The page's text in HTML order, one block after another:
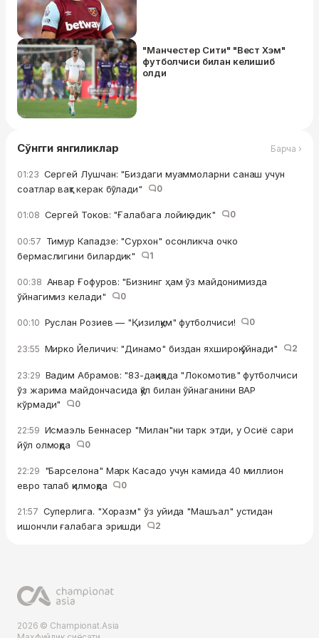
"Манчестер Сити" "Вест Хэм"
футболчиси билан келишиб
олди
Сўнгги янгиликлар Барча ›
01:23 Сергей Лушчан: "Биздаги муаммоларни санаш учун
соатлар вақт керак бўлади"
0
01:08 Сергей Токов: "Ғалабага лойиқ эдик" 0
00:57 Тимур Кападзе: "Сурхон" осонликча очко
бермаслигини билардик"
1
00:38 Анвар Ғофуров: "Бизнинг ҳам ўз майдонимизда
ўйнагимиз келади"
0
00:10 Руслан Розиев — "Қизилқум" футболчиси! 0
23:55 Мирко Йеличич: "Динамо" биздан яхшироқ ўйнади" 2
23:29 Вадим Абрамов: "83-дақиқада "Локомотив" футболчиси
ўз жарима майдончасида қўл билан ўйнаганини ВАР
кўрмади"
0
22:59 Исмаэль Беннасер "Милан"ни тарк этди, у Осиё сари
йўл олмоқда
0
22:29 "Барселона" Марк Касадо учун камида 40 миллион
евро талаб қилмоқда
0
21:57 Суперлига. "Хоразм" ўз уйида "Машъал" устидан
ишончли ғалабага эришди
2
2026 © Championat.Asia